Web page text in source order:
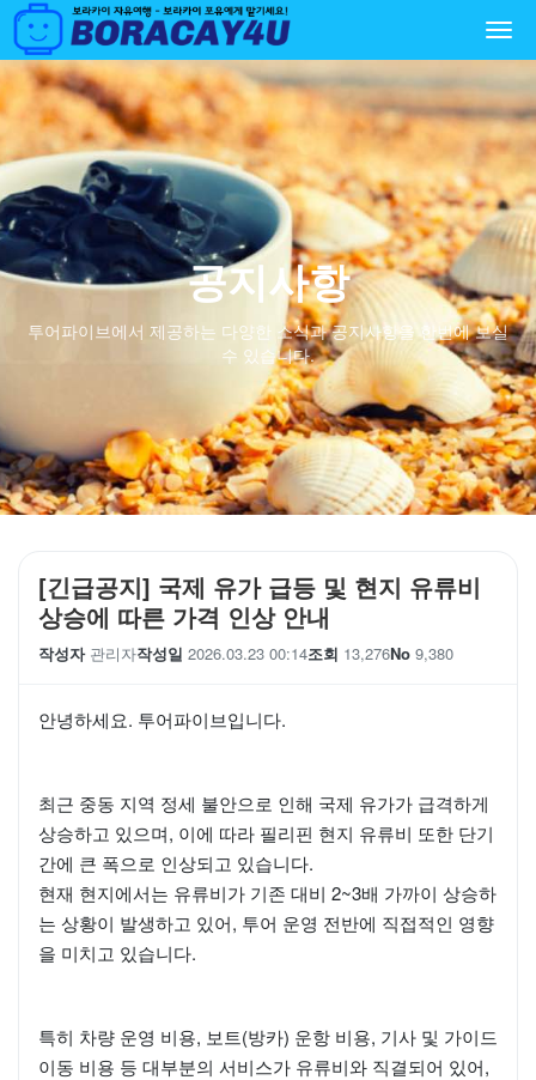
공지사항
투어파이브에서 제공하는 다양한 소식과 공지사항을 한번에 보실
수 있습니다.
[긴급공지] 국제 유가 급등 및 현지 유류비
상승에 따른 가격 인상 안내
작성자관리자작성일 2026.03.23 00:14조회 13,276No 9,380
안녕하세요. 투어파이브입니다.
최근 중동 지역 정세 불안으로 인해 국제 유가가 급격하게
상승하고 있으며, 이에 따라 필리핀 현지 유류비 또한 단기
간에 큰 폭으로 인상되고 있습니다.
현재 현지에서는 유류비가 기존 대비 2~3배 가까이 상승하
는 상황이 발생하고 있어, 투어 운영 전반에 직접적인 영향
을 미치고 있습니다.
특히 차량 운영 비용, 보트(방카) 운항 비용, 기사 및 가이드
이동 비용 등 대부분의 서비스가 유류비와 직결되어 있어,